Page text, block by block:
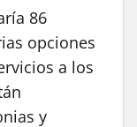
86
opciones
a los
y